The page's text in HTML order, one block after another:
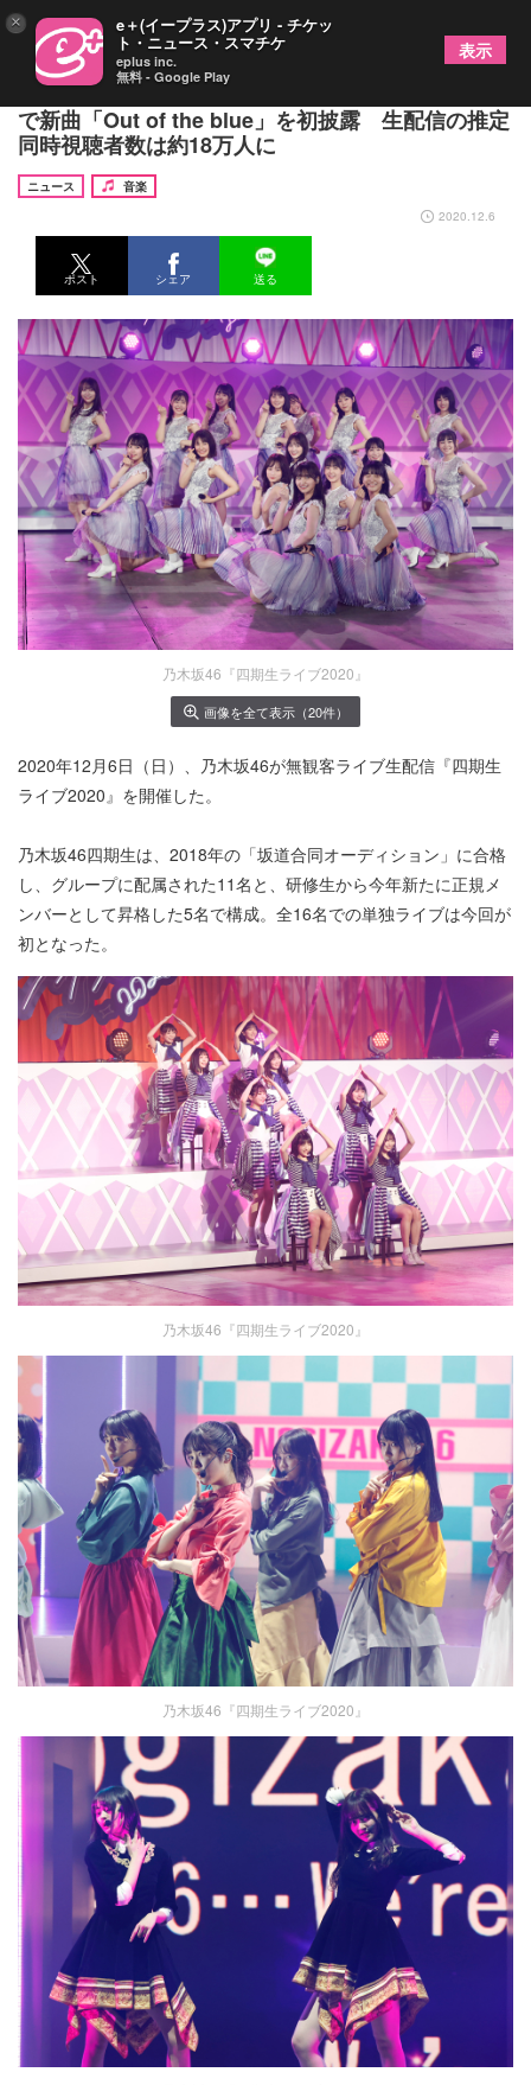
乃木坂46、四期生メンバー全16名での初単独ライブ
で新曲「Out of the blue」を初披露 生配信の推定
同時視聴者数は約18万人に
ニュース
音楽
2020.12.6
ポスト シェア 送る
乃木坂46『四期生ライブ2020』
画像を全て表示（20件）
2020年12月6日（日）、乃木坂46が無観客ライブ生配信『四期生
ライブ2020』を開催した。
乃木坂46四期生は、2018年の「坂道合同オーディション」に合格
し、グループに配属された11名と、研修生から今年新たに正規メ
ンバーとして昇格した5名で構成。全16名での単独ライブは今回が
初となった。
乃木坂46『四期生ライブ2020』
乃木坂46『四期生ライブ2020』
× e＋(イープラス)アプリ - チケッ
ト・ニュース・スマチケ
eplus inc.
無料 - Google Play
表示